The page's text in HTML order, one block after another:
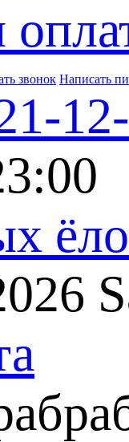
звонок Написать